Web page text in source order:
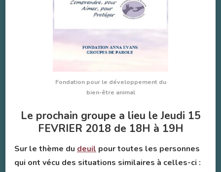
Fondation pour le développement du
bien-être animal
Le prochain groupe a lieu le Jeudi 15
FEVRIER 2018 de 18H à 19H
Sur le thème du deuil pour toutes les personnes
qui ont vécu des situations similaires à celles-ci :